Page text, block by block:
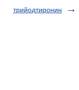
трийодтиронин